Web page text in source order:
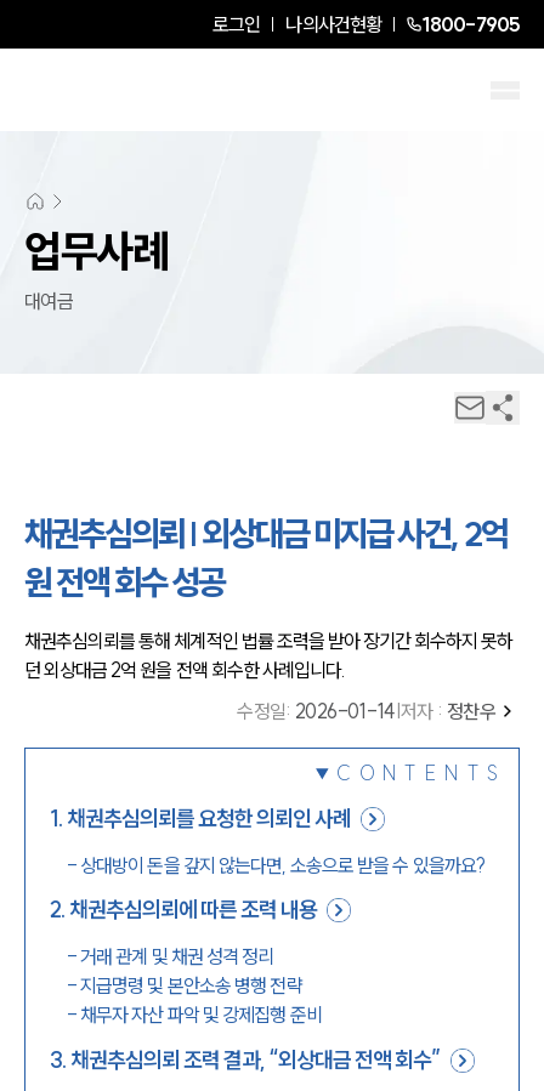
로그인 나의사건현황 1800-7905
업무사례
대여금
채권추심의뢰 | 외상대금 미지급 사건, 2억
원 전액 회수 성공
채권추심의뢰를 통해 체계적인 법률 조력을 받아 장기간 회수하지 못하
던 외상대금 2억 원을 전액 회수한 사례입니다.
수정일: 2026-01-14 |저자 : 정찬우
CONTENTS
1. 채권추심의뢰를 요청한 의뢰인 사례
- 상대방이 돈을 갚지 않는다면, 소송으로 받을 수 있을까요?
2. 채권추심의뢰에 따른 조력 내용
-거래 관계 및 채권 성격 정리
-지급명령 및 본안소송 병행 전략
- 채무자 자산 파악 및 강제집행 준비
3. 채권추심의뢰 조력 결과, “외상대금 전액 회수”